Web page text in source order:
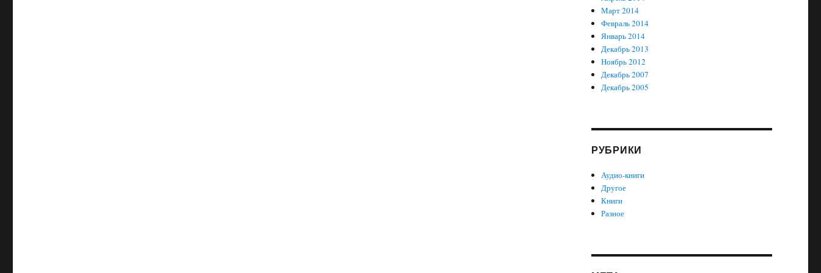
Март 2014
Февраль 2014
Январь 2014
Декабрь 2013
Ноябрь 2012
Декабрь 2007
Декабрь 2005
РУБРИКИ
Аудио-книги
Другое
Книги
Разное